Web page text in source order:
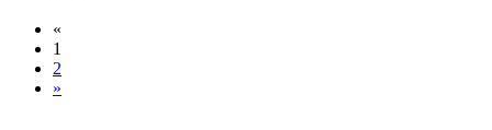
«
1
2
»